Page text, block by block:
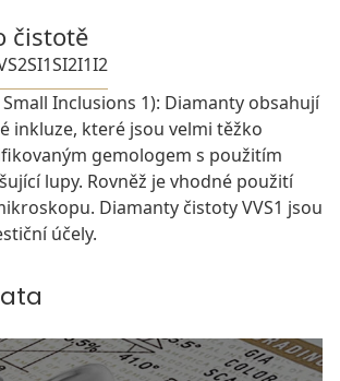
čistotě
SI1SI2I1I2
Small Inclusions 1): Diamanty obsahují
inkluze, které jsou velmi těžko
gemologem s použitím
lupy. Rovněž je vhodné použití
Diamanty čistoty VVS1 jsou
účely.